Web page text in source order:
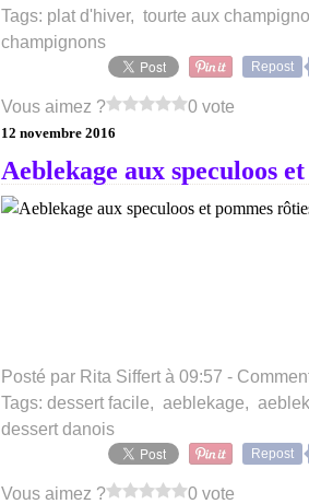
Tags: plat d'hiver, tourte aux
champignons
Repost
Vous aimez ? 0 vote
12 novembre 2016
Aeblekage aux speculoos
Posté par Rita Siffert à 09:57 -
Tags: dessert facile, aeblekage,
dessert danois
Repost
Vous aimez ? 0 vote